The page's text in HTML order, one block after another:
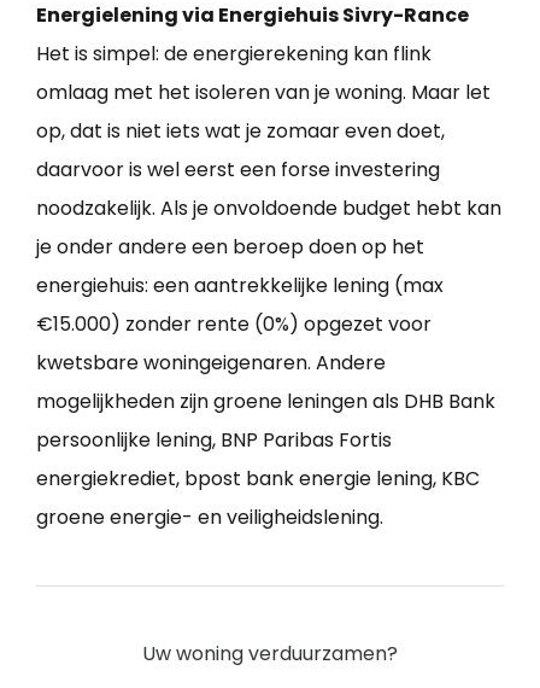
Energielening via Energiehuis Sivry-Rance
Het is simpel: de energierekening kan flink
omlaag met het isoleren van je woning. Maar let
op, dat is niet iets wat je zomaar even doet,
daarvoor is wel eerst een forse investering
noodzakelijk. Als je onvoldoende budget hebt kan
je onder andere een beroep doen op het
energiehuis: een aantrekkelijke lening (max
€15.000) zonder rente (0%) opgezet voor
kwetsbare woningeigenaren. Andere
mogelijkheden zijn groene leningen als DHB Bank
persoonlijke lening, BNP Paribas Fortis
energiekrediet, bpost bank energie lening, KBC
groene energie- en veiligheidslening.
Uw woning verduurzamen?